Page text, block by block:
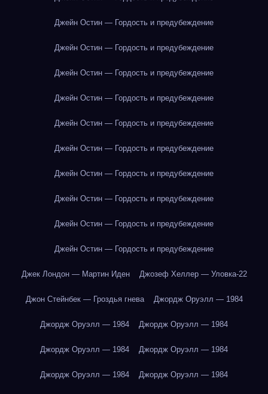
Джейн Остин — Гордость и предубеждение
Джейн Остин — Гордость и предубеждение
Джейн Остин — Гордость и предубеждение
Джейн Остин — Гордость и предубеждение
Джейн Остин — Гордость и предубеждение
Джейн Остин — Гордость и предубеждение
Джейн Остин — Гордость и предубеждение
Джейн Остин — Гордость и предубеждение
Джейн Остин — Гордость и предубеждение
Джейн Остин — Гордость и предубеждение
Джек Лондон — Мартин Иден Джозеф Хеллер — Уловка-22
Джон Стейнбек — Гроздья гнева Джордж Оруэлл — 1984
Джордж Оруэлл — 1984 Джордж Оруэлл — 1984
Джордж Оруэлл — 1984 Джордж Оруэлл — 1984
Джордж Оруэлл — 1984 Джордж Оруэлл — 1984